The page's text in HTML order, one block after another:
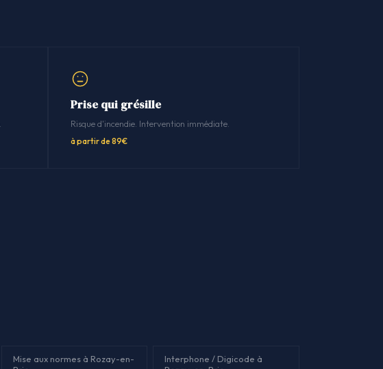
Prise qui grésille
Risque d'incendie. Intervention immédiate.
à partir de 89€
Mise aux normes à Rozay-en-
Interphone / Digicode à